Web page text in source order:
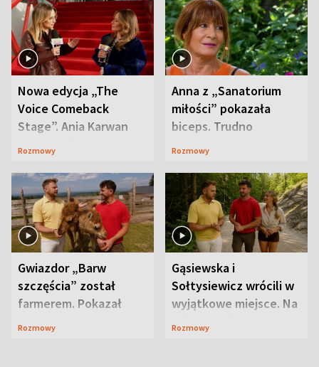
Nowa edycja „The
Voice Comeback
Stage”. Ania Karwan
zapowiada
Rozmowy
Anna z „Sanatorium
miłości” pokazała
biceps. Trudno
uwierzyć, co przeszła
Rozmowy
Gwiazdor „Barw
szczęścia” został
farmerem. Pokazał
swoje niezwykłe
Rozmowy
Gąsiewska i
Sołtysiewicz wrócili w
wyjątkowe miejsce. Na
szlaku czekał
Rozmowy